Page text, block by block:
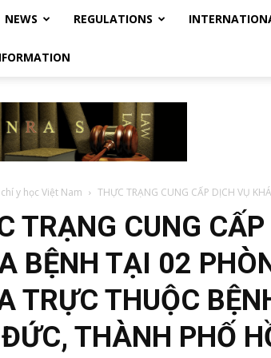
NEWS REGULATIONS
y học Việt Nam THỰC TRẠNG CUNG CẤP DỊCH VỤ
TRẠNG CUNG
BỆNH TẠI 02
TRỰC THUỘC
THÀNH PHỐ